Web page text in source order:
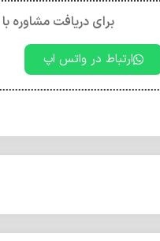
برای دریافت مشاوره
ارتباط در واتس اپ